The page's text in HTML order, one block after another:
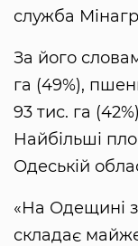
служба
За його
га (49%),
93 тис. га
Найбільші
Одеській
«На Одещині
складає